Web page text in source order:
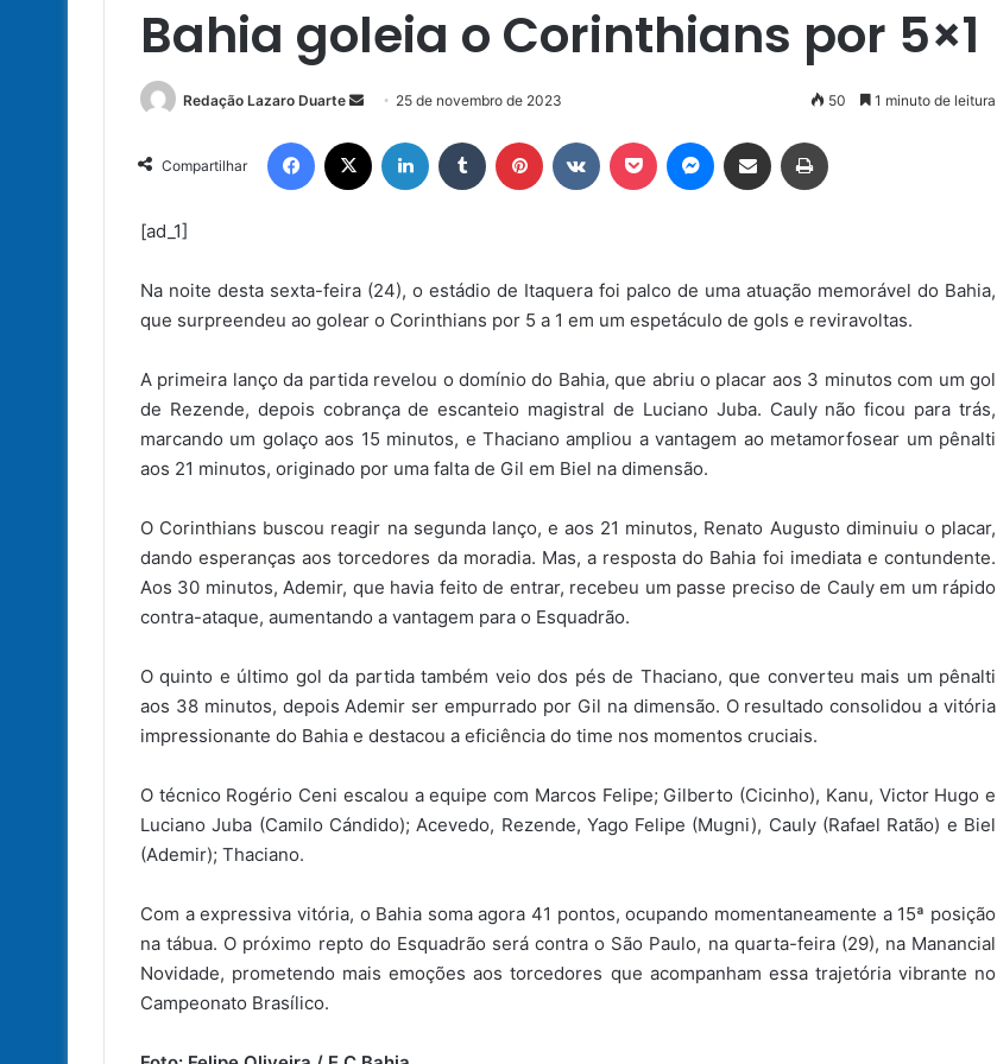
Bahia goleia o Corinthians por 5×1
Redação Lazaro Duarte
Mande
e-
mail
25 de novembro de 2023 50 1 minuto de leitura
Compartilhar
Facebook Linkedin Tumblr Pinterest Pocket Messenger
Compartilhar via e-mail
[ad_1]
Na noite desta sexta-feira (24), o estádio de Itaquera foi palco de uma atuação memorável do Bahia,
que surpreendeu ao golear o Corinthians por 5 a 1 em um espetáculo de gols e reviravoltas.
A primeira lanço da partida revelou o domínio do Bahia, que abriu o placar aos 3 minutos com um gol
de Rezende, depois cobrança de escanteio magistral de Luciano Juba. Cauly não ficou para trás,
marcando um golaço aos 15 minutos, e Thaciano ampliou a vantagem ao metamorfosear um pênalti
aos 21 minutos, originado por uma falta de Gil em Biel na dimensão.
O Corinthians buscou reagir na segunda lanço, e aos 21 minutos, Renato Augusto diminuiu o placar,
dando esperanças aos torcedores da moradia. Mas, a resposta do Bahia foi imediata e contundente.
Aos 30 minutos, Ademir, que havia feito de entrar, recebeu um passe preciso de Cauly em um rápido
contra-ataque, aumentando a vantagem para o Esquadrão.
O quinto e último gol da partida também veio dos pés de Thaciano, que converteu mais um pênalti
aos 38 minutos, depois Ademir ser empurrado por Gil na dimensão. O resultado consolidou a vitória
impressionante do Bahia e destacou a eficiência do time nos momentos cruciais.
O técnico Rogério Ceni escalou a equipe com Marcos Felipe; Gilberto (Cicinho), Kanu, Victor Hugo e
Luciano Juba (Camilo Cándido); Acevedo, Rezende, Yago Felipe (Mugni), Cauly (Rafael Ratão) e Biel
(Ademir); Thaciano.
Com a expressiva vitória, o Bahia soma agora 41 pontos, ocupando momentaneamente a 15ª posição
na tábua. O próximo repto do Esquadrão será contra o São Paulo, na quarta-feira (29), na Manancial
Novidade, prometendo mais emoções aos torcedores que acompanham essa trajetória vibrante no
Campeonato Brasílico.